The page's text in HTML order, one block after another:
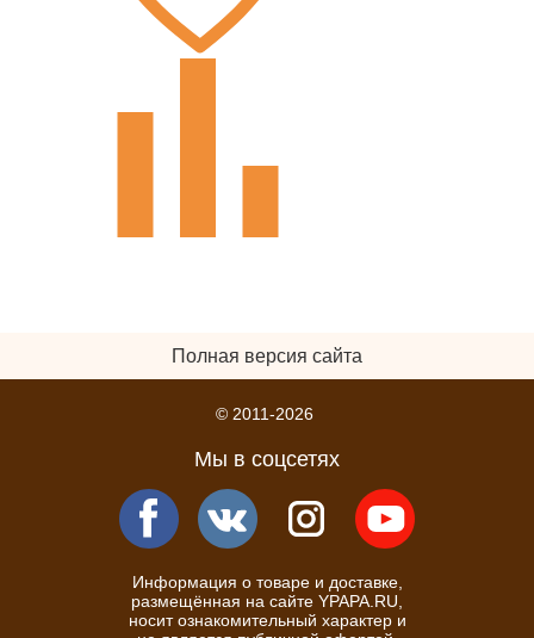
Полная версия сайта
© 2011-2026
Мы в соцсетях
Информация о товаре и доставке,
размещённая на сайте YPAPA.RU,
носит ознакомительный характер и